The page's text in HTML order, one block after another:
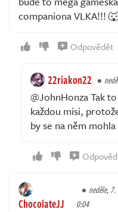
companiona VLKA!!!
Odpovědět
22riakon22
@JohnHonza Tak
každou misi,
by se na něm
ChocolateJJ
neděle,
0:04